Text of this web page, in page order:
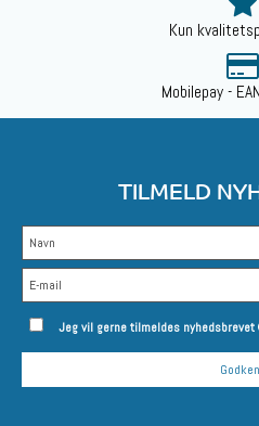
Kun
Mobilepay -
TILMELD
Jeg vil gerne tilmeldes nyhedsbrevet